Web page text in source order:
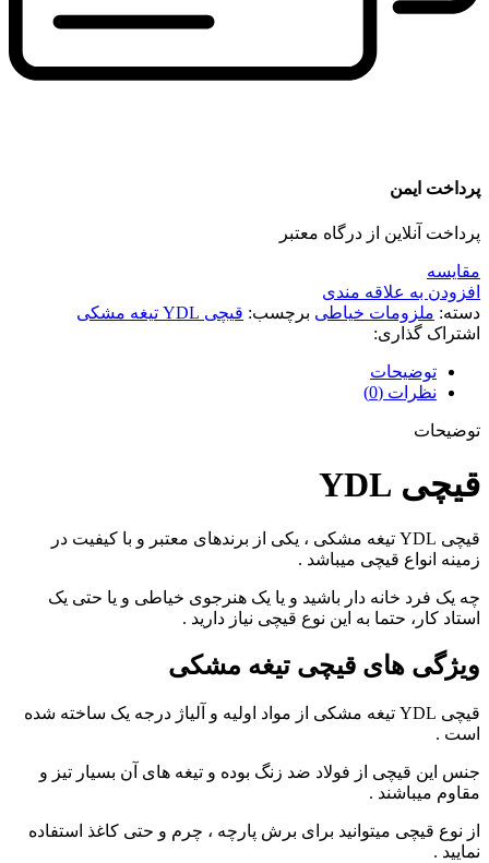
پرداخت ایمن
پرداخت آنلاین از درگاه معتبر
مقايسه
افزودن به علاقه مندی
دسته: ملزومات خیاطی برچسب: قیچی YDL تیغه مشکی
اشتراک گذاری:
توضیحات
نظرات (0)
توضیحات
قیچی YDL
قیچی YDL تیغه مشکی ، یکی از برندهای معتبر و با کیفیت در
زمینه انواع قیچی میباشد .
چه یک فرد خانه دار باشید و یا یک هنرجوی خیاطی و یا حتی یک
استاد کار، حتما به این نوع قیچی نیاز دارید .
ویژگی های قیچی تیغه مشکی
قیچی YDL تیغه مشکی از مواد اولیه و آلیاژ درجه یک ساخته شده
است .
جنس این قیچی از فولاد ضد زنگ بوده و تیغه های آن بسیار تیز و
مقاوم میباشند .
از نوع قیچی میتوانید برای برش پارچه ، چرم و حتی کاغذ استفاده
نمایید .